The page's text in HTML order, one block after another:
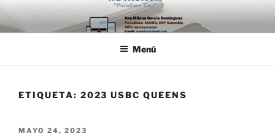
Saltar
al
contenido
Menú
ETIQUETA: 2023 USBC QUEENS
PUBLICADO
MAYO 24, 2023